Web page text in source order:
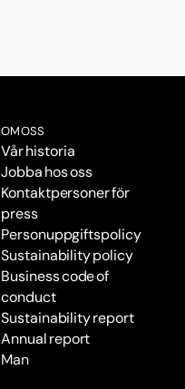
OM OSS
Vår historia
Jobba hos oss
Kontaktpersoner för
press
Personuppgiftspolicy
Sustainability policy
Business code of
conduct
Sustainability report
Annual report
Man